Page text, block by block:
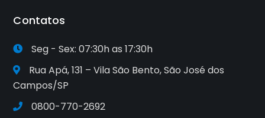
Contatos
Seg - Sex: 07:30h as 17:30h
Rua Apá, 131 – Vila São Bento, São José dos
Campos/SP
0800-770-2692